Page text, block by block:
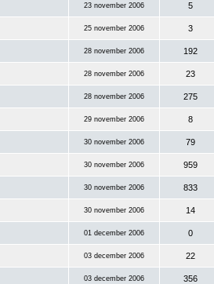
23 november 2006 5
25 november 2006 3
28 november 2006 192
28 november 2006 23
28 november 2006 275
29 november 2006 8
30 november 2006 79
30 november 2006 959
30 november 2006 833
30 november 2006 14
01 december 2006 0
03 december 2006 22
03 december 2006 356